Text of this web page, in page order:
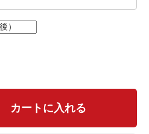
カートに入れる